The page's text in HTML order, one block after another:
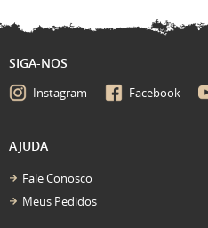
SIGA-NOS
Instagram Facebook
AJUDA
Fale Conosco
Meus Pedidos